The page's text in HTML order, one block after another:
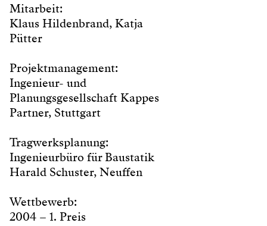
Mitarbeit:
Klaus Hildenbrand, Katja
Pütter
Projektmanagement:
Ingenieur- und
Planungsgesellschaft Kappes
Partner, Stuttgart
Tragwerksplanung:
Ingenieurbüro für Baustatik
Harald Schuster, Neuffen
Wettbewerb:
2004 – 1. Preis